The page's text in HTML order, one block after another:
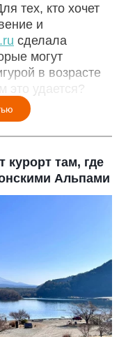
тех, кто хочет
и
сделала
могут
в возрасте
это удается?
курорт там, где
Альпами